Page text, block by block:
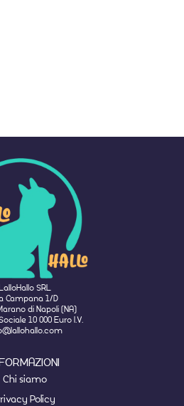
SRL
Campana 1/D
di Napoli (NA)
10 000 Euro I.V.
Chi siamo
Policy